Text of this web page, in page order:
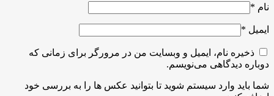
نام *
ایمیل *
ذخیره نام، ایمیل و وبسایت من در مرورگر برای زمانی که
دوباره دیدگاهی می‌نویسم.
شما باید وارد سیستم شوید تا بتوانید عکس ها را به بررسی خود